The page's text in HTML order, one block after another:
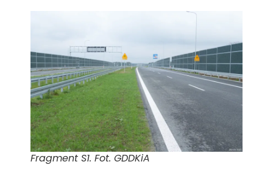
Fragment S1. Fot. GDDKiA